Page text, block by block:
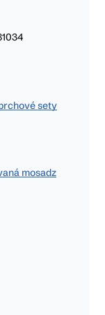
sety
mosadz